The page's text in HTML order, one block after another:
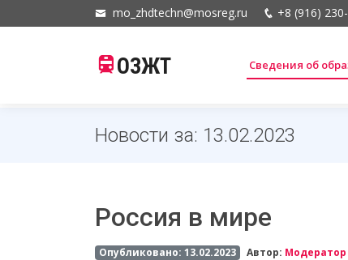
mo_zhdtechn@mosreg.ru +8 (916)
ОЗЖТ Сведения об
Новости за: 13.02.2023
Россия в мире
Опубликовано: 13.02.2023 Автор: Модератор